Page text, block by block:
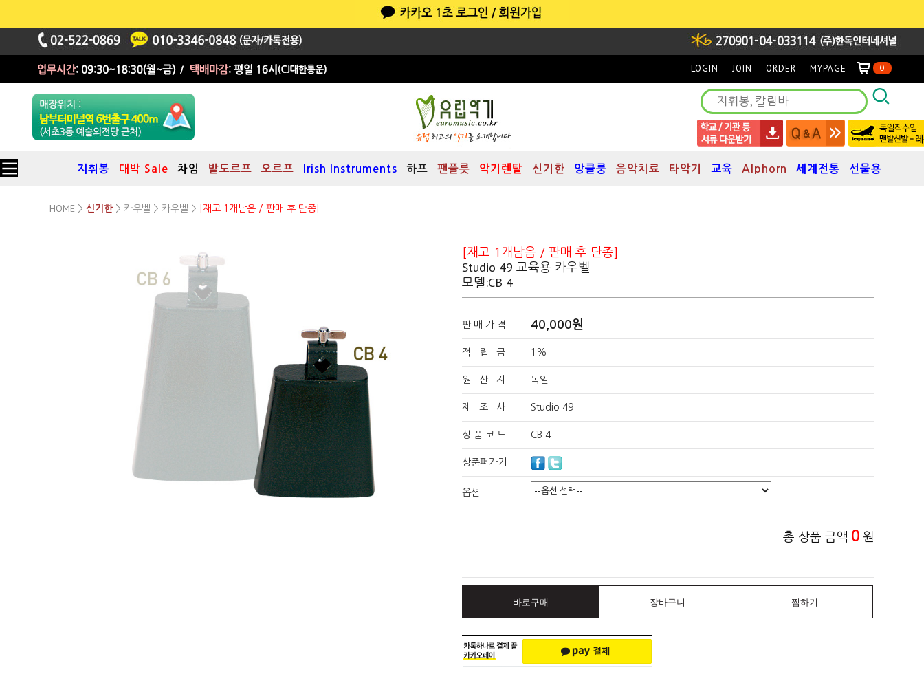
LOGIN JOIN ORDER MYPAGE 0
지휘봉 대박 Sale 차임 발도르프 오르프 Irish Instruments 하프 팬플릇 악기렌탈 신기한 앙클룽 음악치료 타악기 교육 Alphorn 세계전통 선물용
HOME > 신기한 > 카우벨 > 카우벨 > [재고 1개남음 / 판매 후 단종]
[재고 1개남음 / 판매 후 단종]
Studio 49 교육용 카우벨
모델:CB 4
판 매 가 격 40,000원
적 립 금 1%
원 산 지 독일
제 조 사 Studio 49
상 품 코 드 CB 4
상품퍼가기
옵션
총 상품 금액 0 원
바로구매 장바구니 찜하기